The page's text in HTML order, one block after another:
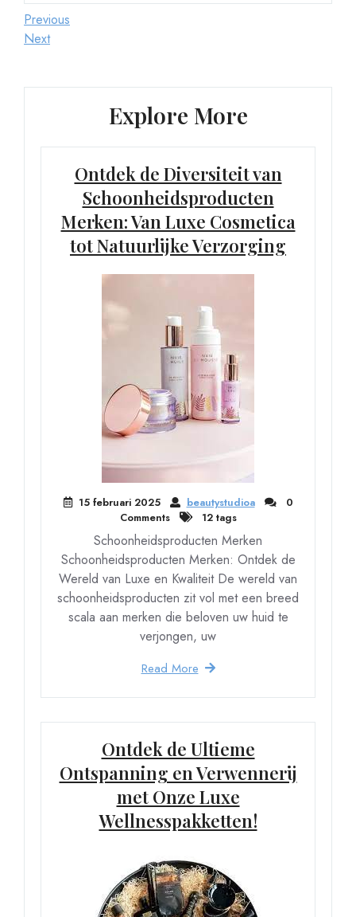
Berichtnavigatie
Previous
Post
Previous
Next
Next
Explore More
Ontdek de Diversiteit van
Schoonheidsproducten
Merken: Van Luxe Cosmetica
tot Natuurlijke Verzorging
15 februari 2025 beautystudioa
0
Comments
12 tags
Schoonheidsproducten Merken
Schoonheidsproducten Merken: Ontdek de
Wereld van Luxe en Kwaliteit De wereld van
schoonheidsproducten zit vol met een breed
scala aan merken die beloven uw huid te
verjongen, uw
Read More
Ontdek de Ultieme
Ontspanning en Verwennerij
met Onze Luxe
Wellnesspakketten!